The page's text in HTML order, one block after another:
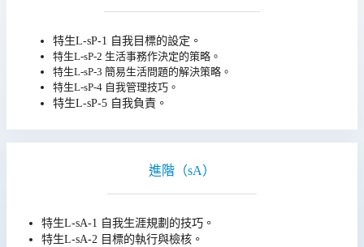
特生L-sP-1 自我目標的設定。
特生L-sP-2 生活事務作決定的策略。
特生L-sP-3 簡易生活問題的解決策略。
特生L-sP-4 自我管理技巧。
特生L-sP-5 自我負責。
進階（sA）
特生L-sA-1 自我生涯規劃的技巧。
特生L-sA-2 目標的執行與檢核。